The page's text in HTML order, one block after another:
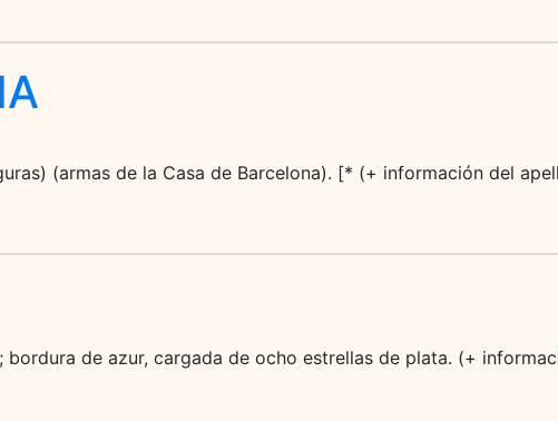
(armas de la Casa de Barcelona). [* (+ información del
de azur, cargada de ocho estrellas de plata. (+